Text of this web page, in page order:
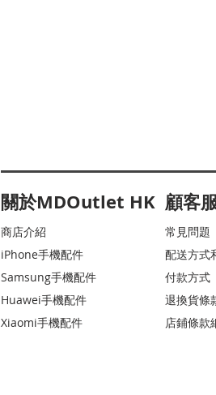
關於MDOutlet HK
商店介紹
iPhone手機配件
Samsung手機配件
Huawei手機配件
Xiaomi手機配件
顧客
常見問題
配送方式
付款方式
退換貨條
店鋪條款